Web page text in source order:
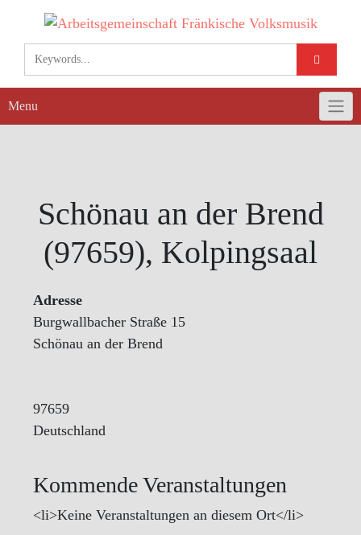
content
Menu
Schönau an der Brend
(97659), Kolpingsaal
Adresse
Burgwallbacher Straße 15
Schönau an der Brend
97659
Deutschland
Kommende Veranstaltungen
<li>Keine Veranstaltungen an diesem Ort</li>